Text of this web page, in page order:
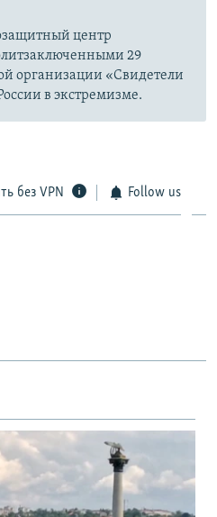
центр
29
организации «Свидетели
в экстремизме.
без VPN Follow us